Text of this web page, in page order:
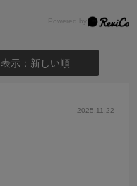
表示：新しい順
2025.11.22